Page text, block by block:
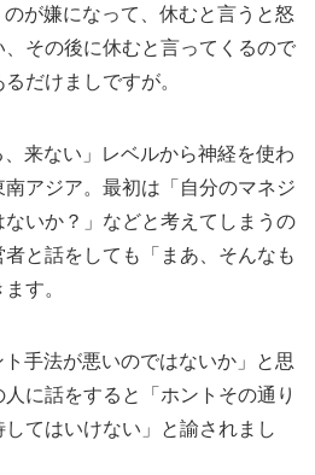
が嫌になって、休むと言うと怒
その後に休むと言ってくるので
だけましですが。
来ない」レベルから神経を使わ
アジア。最初は「自分のマネジ
いか？」などと考えてしまうの
と話をしても「まあ、そんなも
す。
手法が悪いのではないか」と思
に話をすると「ホントその通り
てはいけない」と諭されまし